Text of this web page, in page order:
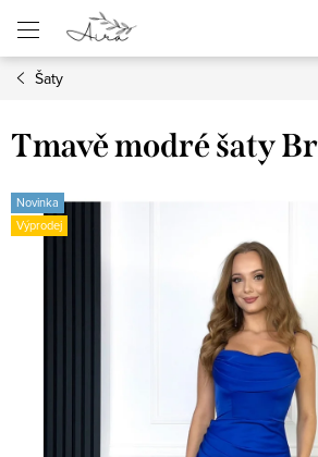
obsah
Šaty
Tmavě modré šaty
Novinka
Výprodej